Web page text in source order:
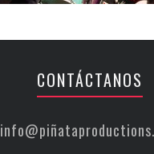
CONTÁCTANOS